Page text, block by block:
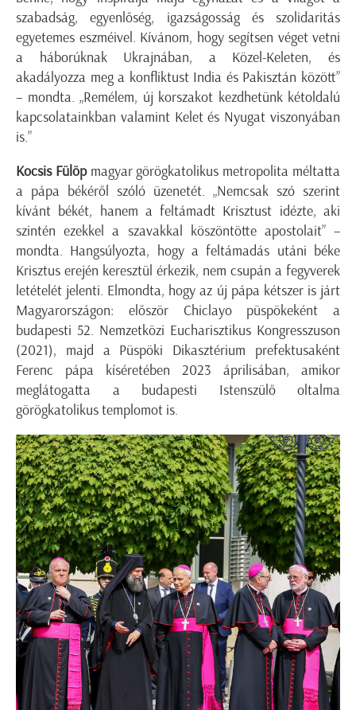
szabadság, egyenlőség, igazságosság és szolidaritás
egyetemes eszméivel. Kívánom, hogy segítsen véget vetni
a háborúknak Ukrajnában, a Közel-Keleten, és
akadályozza meg a konfliktust India és Pakisztán között”
– mondta. „Remélem, új korszakot kezdhetünk kétoldalú
kapcsolatainkban valamint Kelet és Nyugat viszonyában
is.”
Kocsis Fülöpmagyar görögkatolikus metropolita méltatta
a pápa békéről szóló üzenetét. „Nemcsak szó szerint
kívánt békét, hanem a feltámadt Krisztust idézte, aki
szintén ezekkel a szavakkal köszöntötte apostolait” –
mondta. Hangsúlyozta, hogy a feltámadás utáni béke
Krisztus erején keresztül érkezik, nem csupán a fegyverek
letételét jelenti. Elmondta, hogy az új pápa kétszer is járt
Magyarországon: először Chiclayo püspökeként a
budapesti 52. Nemzetközi Eucharisztikus Kongresszuson
(2021), majd a Püspöki Dikasztérium prefektusaként
Ferenc pápa kíséretében 2023 áprilisában, amikor
meglátogatta a budapesti Istenszülő oltalma
görögkatolikus templomot is.